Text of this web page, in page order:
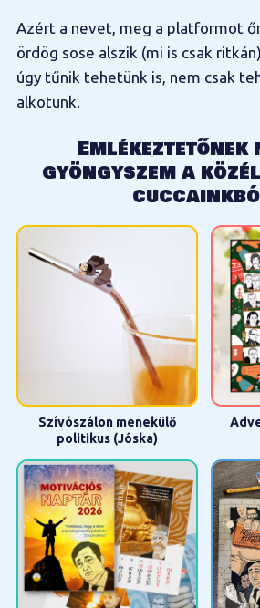
Azért a nevet, meg a platformot
ördög sose alszik (mi is csak
úgy tűnik tehetünk is, nem csak
alkotunk.
Emlékeztetőnek
gyöngyszem a
Szívószálon menekülő
politikus (Jóska)